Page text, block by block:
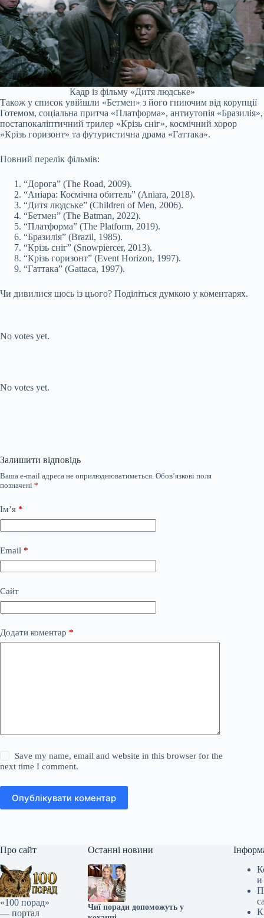
Кадр із фільму «Дитя людське»
Також у список увійшли «Бетмен» з його гниючим від корупції
Готемом, соціальна притча «Платформа», антиутопія «Бразилія»,
постапокаліптичний трилер «Крізь сніг», космічний хорор
«Крізь горизонт» та футуристична драма «Гаттака».
Повний перелік фільмів:
“Дорога” (The Road, 2009).
“Аніара: Космічна обитель” (Aniara, 2018).
“Дитя людське” (Children of Men, 2006).
“Бетмен” (The Batman, 2022).
“Платформа” (The Platform, 2019).
“Бразилія” (Brazil, 1985).
“Крізь сніг” (Snowpiercer, 2013).
“Крізь горизонт” (Event Horizon, 1997).
“Гаттака” (Gattaca, 1997).
Чи дивилися щось із цього? Поділіться думкою у коментарях.
No votes yet.
No votes yet.
Залишити відповідь
Ваша e-mail адреса не оприлюднюватиметься. Обов’язкові поля
позначені *
Ім’я *
Email *
Сайт
Додати коментар *
Save my name, email and website in this browser for the
next time I comment.
Опублікувати коментар
Про сайт
«100 порад»
— портал
Останні новини
Чиї поради допоможуть у
и